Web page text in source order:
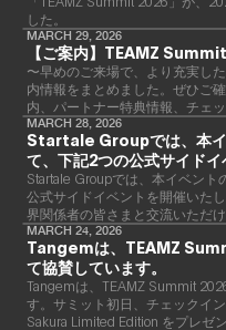
した。
MARCH 29, 2026
【ご案内】TEAMZ
〜早めのご来場で、より充実し
内情報をまとめました。ぜひご
内、パートナー特典情報、チェ
情報をご確認いただけます。ぜ
MARCH 28, 2026
Startale Groupでは、本イ
て、下記2つの公式サイドイ
Startale Groupでは、本イベン
公式サイドイベントを開催いた
界関係者の皆さまと交流いただ
合いましたら、ぜひご参加くださ
MARCH 24, 2026
Tangemは、TEAMZ
て協賛しています。
Tangemは、TEAMZ Summit
す。サミット初日、チェックイ
Sakura Limited Edition をプレゼ